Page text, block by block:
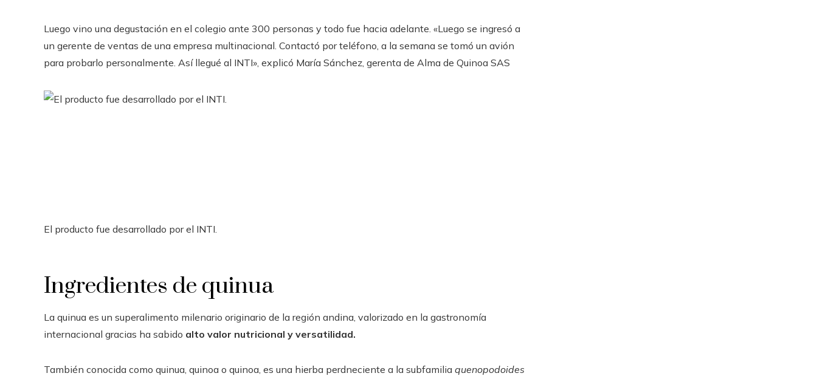
Luego vino una degustación en el colegio ante 300 personas y todo fue hacia adelante. «Luego se ingresó a
un gerente de ventas de una empresa multinacional. Contactó por teléfono, a la semana se tomó un avión
para probarlo personalmente. Así llegué al INTI», explicó María Sánchez, gerenta de Alma de Quinoa SAS
El producto fue desarrollado por el INTI.
Ingredientes de quinua
La quinua es un superalimento milenario originario de la región andina, valorizado en la gastronomía
internacional gracias ha sabido alto valor nutricional y versatilidad.
También conocida como quinua, quinoa​ o quinoa​, es una hierba perdneciente a la subfamilia quenopodoides